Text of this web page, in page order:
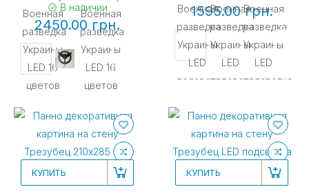
В наличии
2450.00 грн.
1595.00 грн.
КУПИТЬ КУПИТЬ